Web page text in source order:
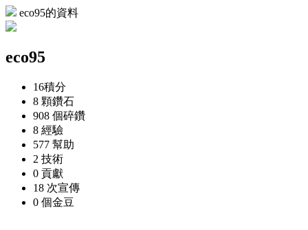
eco95的資料
eco95
16積分
8 顆鑽石
908 個碎鑽
8 經驗
577 幫助
2 技術
0 貢獻
18 次宣傳
0 個金豆